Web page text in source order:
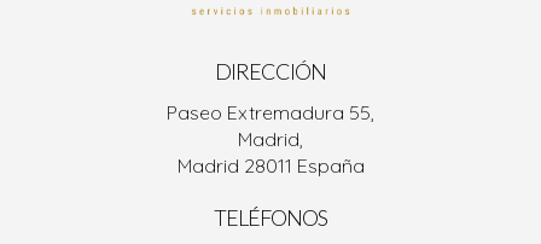
DIRECCIÓN
Paseo Extremadura 55,
Madrid,
Madrid 28011 España
TELÉFONOS